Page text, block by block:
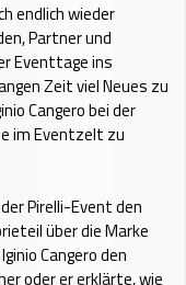
endlich wieder
Partner und
Eventtage ins
Zeit viel Neues zu
Cangero bei der
im Eventzelt zu
Pirelli-Event den
über die Marke
Cangero den
oder er erklärte, wie